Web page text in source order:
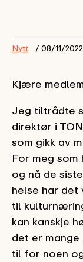
Nytt / 08/11/
Kjære
Jeg tiltrådte
direktør i
som gikk av
For meg
og nå de
helse har
til
kan kanskje
det er
til for noen